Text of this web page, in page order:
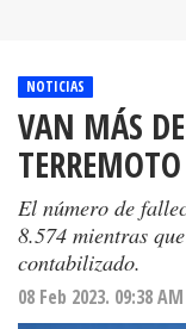
NOTICIAS
VAN MÁS
El número de
8.574 mientras
contabilizado.
08 Feb 2023. 09:38 AM